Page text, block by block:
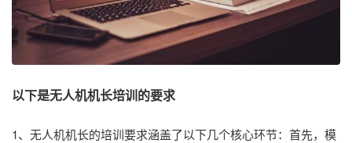
以下是无人机机长培训的要求
1、无人机机长的培训要求涵盖了以下几个核心环节：首先，模